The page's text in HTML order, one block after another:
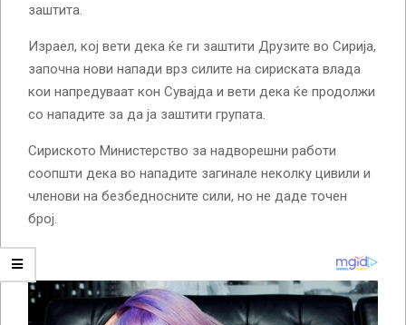
заштита.
Израел, кој вети дека ќе ги заштити Друзите во Сирија,
започна нови напади врз силите на сириската влада
кои напредуваат кон Сувајда и вети дека ќе продолжи
со нападите за да ја заштити групата.
Сириското Министерство за надворешни работи
соопшти дека во нападите загинале неколку цивили и
членови на безбедносните сили, но не даде точен
број.